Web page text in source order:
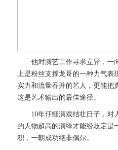
他对演艺工作寻求立异，一
上是粉丝支撑龙哥的一种力气表
实力和流量吞并的艺人，更能把
这是艺术输出的最佳途径。
10年仔细演戏结壮日子，对
的人物超高的演绎才能纷歧定是
积，一朝成功绝非偶尔。